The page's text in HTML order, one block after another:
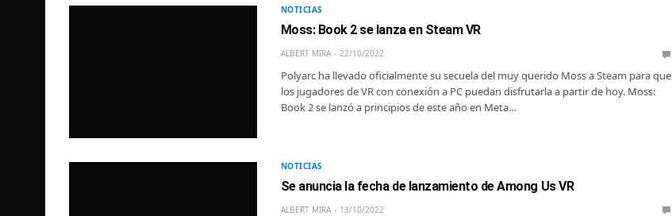
NOTICIAS
Moss: Book 2 se lanza en Steam VR
ALBERT MIRA 22/10/2022
Polyarc ha llevado oficialmente su secuela del muy querido Moss a Steam para que
los jugadores de VR con conexión a PC puedan disfrutarla a partir de hoy. Moss:
Book 2 se lanzó a principios de este año en Meta…
NOTICIAS
Se anuncia la fecha de lanzamiento de Among Us VR
ALBERT MIRA 13/10/2022